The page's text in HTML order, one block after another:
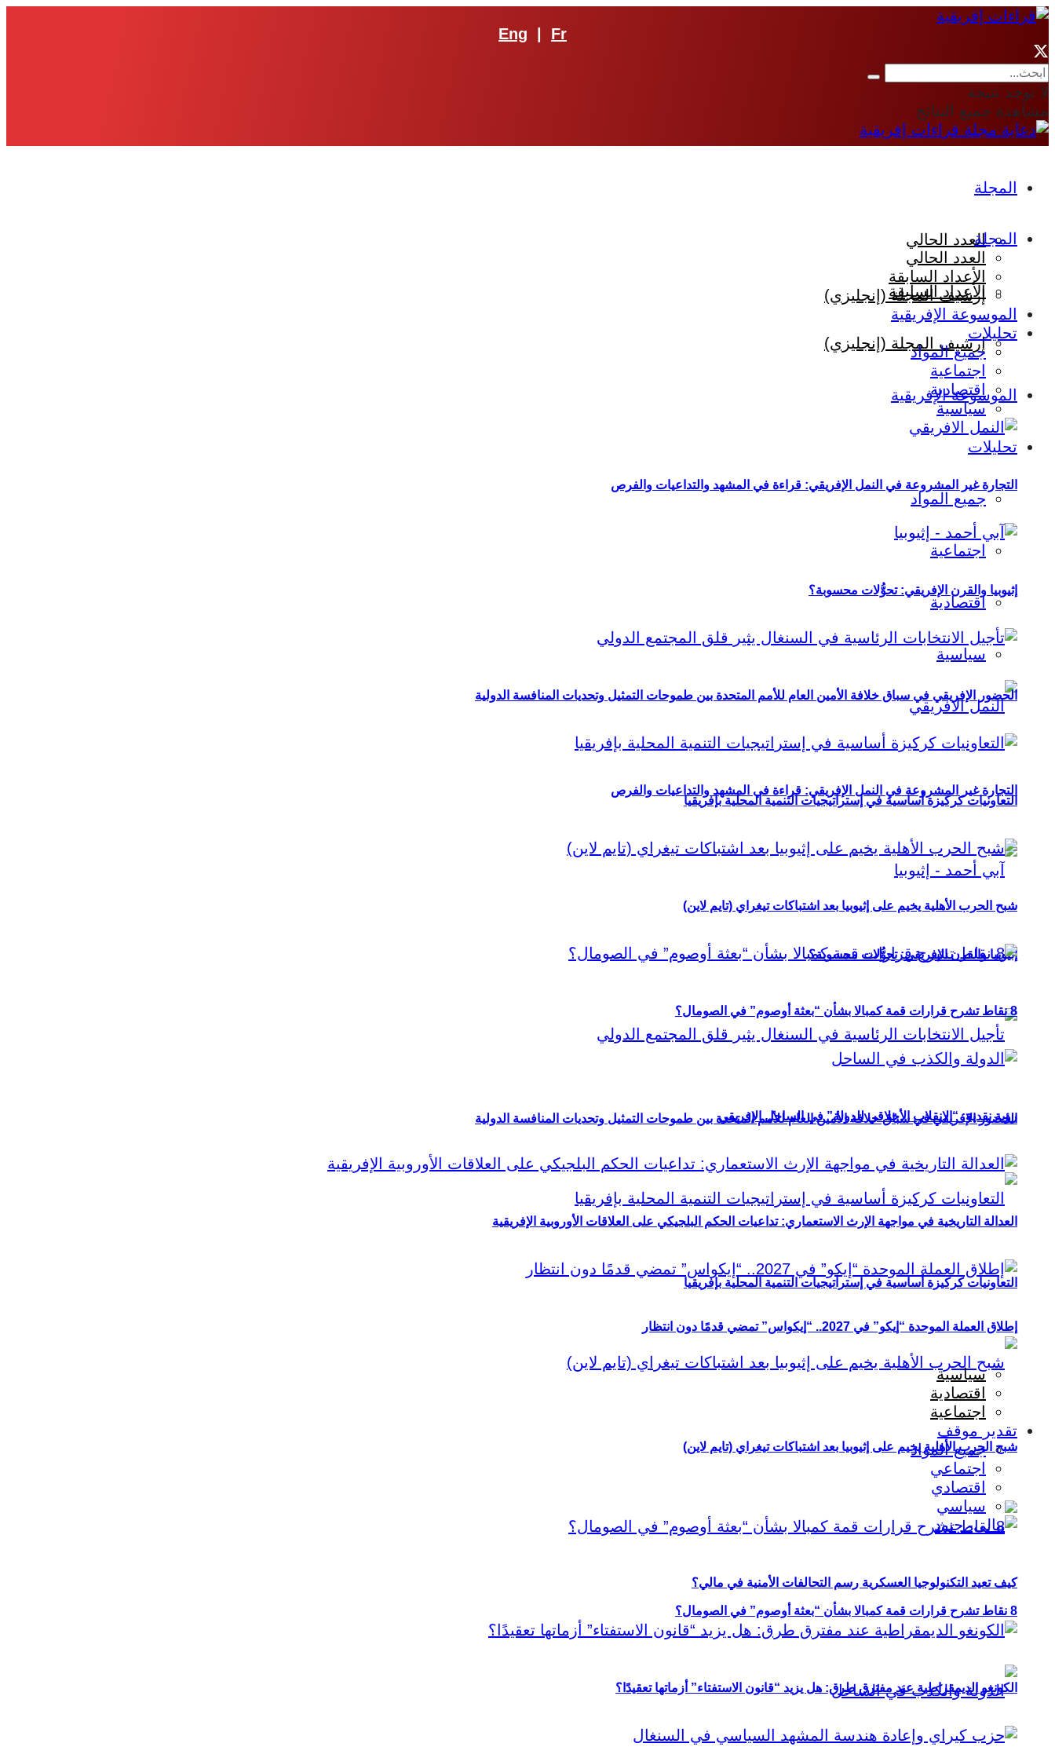
Eng Fr
لا توجد نتيجة
مشاهدة جميع النتائج
المجلة
العدد الحالي
الأعداد السابقة
إرشيف المجلة (إنجليزي)
الموسوعة الإفريقية
تحليلات
جميع المواد
اجتماعية
اقتصادية
سياسية
التجارة غير المشروعة في النمل الإفريقي: قراءة في المشهد والتداعيات والفرص
إثيوبيا والقرن الإفريقي: تحوُّلات محسوبة؟
الحضور الإفريقي في سباق خلافة الأمين العام للأمم المتحدة بين طموحات التمثيل وتحديات المنافسة الدولية
التعاونيات كركيزة أساسية في إستراتيجيات التنمية المحلية بإفريقيا
شبح الحرب الأهلية يخيم على إثيوبيا بعد اشتباكات تيغراي (تايم لاين)
8 نقاط تشرح قرارات قمة كمبالا بشأن “بعثة أوصوم” في الصومال؟
المجلة
العدد الحالي
الأعداد السابقة
إرشيف المجلة (إنجليزي)
الموسوعة الإفريقية
تحليلات
جميع المواد
اجتماعية
اقتصادية
سياسية
التجارة غير المشروعة في النمل الإفريقي: قراءة في المشهد والتداعيات والفرص
إثيوبيا والقرن الإفريقي: تحوُّلات محسوبة؟
الحضور الإفريقي في سباق خلافة الأمين العام للأمم المتحدة بين طموحات التمثيل وتحديات المنافسة الدولية
التعاونيات كركيزة أساسية في إستراتيجيات التنمية المحلية بإفريقيا
شبح الحرب الأهلية يخيم على إثيوبيا بعد اشتباكات تيغراي (تايم لاين)
8 نقاط تشرح قرارات قمة كمبالا بشأن “بعثة أوصوم” في الصومال؟
رؤية نقدية: “الانقلاب الأخلاقي للدولة” في الساحل الإفريقي
العدالة التاريخية في مواجهة الإرث الاستعماري: تداعيات الحكم البلجيكي على العلاقات الأوروبية الإفريقية
إطلاق العملة الموحدة “إيكو” في 2027.. “إيكواس” تمضي قدمًا دون انتظار
سياسية
اقتصادية
اجتماعية
تقدير موقف
جميع المواد
اجتماعي
اقتصادي
سياسي
كيف تعيد التكنولوجيا العسكرية رسم التحالفات الأمنية في مالي؟
الكونغو الديمقراطية عند مفترق طرق: هل يزيد “قانون الاستفتاء” أزماتها تعقيدًا؟